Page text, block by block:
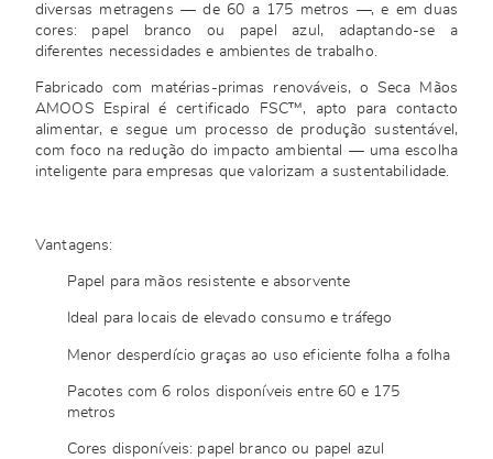
diversas metragens — de 60 a 175 metros —, e em duas
cores: papel branco ou papel azul, adaptando-se a
diferentes necessidades e ambientes de trabalho.
Fabricado com matérias-primas renováveis, o Seca Mãos
AMOOS Espiral é certificado FSC™, apto para contacto
alimentar, e segue um processo de produção sustentável,
com foco na redução do impacto ambiental — uma escolha
inteligente para empresas que valorizam a sustentabilidade.
Vantagens:
Papel para mãos resistente e absorvente
Ideal para locais de elevado consumo e tráfego
Menor desperdício graças ao uso eficiente folha a folha
Pacotes com 6 rolos disponíveis entre 60 e 175
metros
Cores disponíveis: papel branco ou papel azul